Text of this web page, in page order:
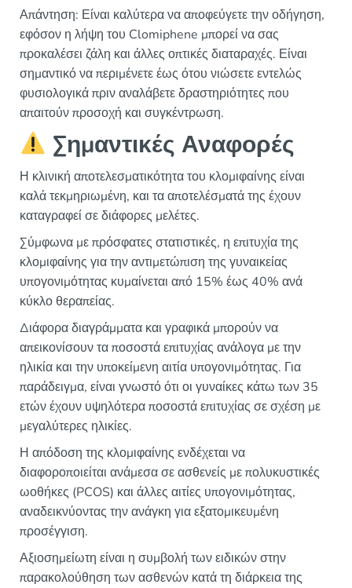
Απάντηση: Είναι καλύτερα να αποφεύγετε την οδήγηση,
εφόσον η λήψη του Clomiphene μπορεί να σας
προκαλέσει ζάλη και άλλες οπτικές διαταραχές. Είναι
σημαντικό να περιμένετε έως ότου νιώσετε εντελώς
φυσιολογικά πριν αναλάβετε δραστηριότητες που
απαιτούν προσοχή και συγκέντρωση.
Σημαντικές Αναφορές
Η κλινική αποτελεσματικότητα του κλομιφαίνης είναι
καλά τεκμηριωμένη, και τα αποτελέσματά της έχουν
καταγραφεί σε διάφορες μελέτες.
Σύμφωνα με πρόσφατες στατιστικές, η επιτυχία της
κλομιφαίνης για την αντιμετώπιση της γυναικείας
υπογονιμότητας κυμαίνεται από 15% έως 40% ανά
κύκλο θεραπείας.
Διάφορα διαγράμματα και γραφικά μπορούν να
απεικονίσουν τα ποσοστά επιτυχίας ανάλογα με την
ηλικία και την υποκείμενη αιτία υπογονιμότητας. Για
παράδειγμα, είναι γνωστό ότι οι γυναίκες κάτω των 35
ετών έχουν υψηλότερα ποσοστά επιτυχίας σε σχέση με
μεγαλύτερες ηλικίες.
Η απόδοση της κλομιφαίνης ενδέχεται να
διαφοροποιείται ανάμεσα σε ασθενείς με πολυκυστικές
ωοθήκες (PCOS) και άλλες αιτίες υπογονιμότητας,
αναδεικνύοντας την ανάγκη για εξατομικευμένη
προσέγγιση.
Αξιοσημείωτη είναι η συμβολή των ειδικών στην
παρακολούθηση των ασθενών κατά τη διάρκεια της